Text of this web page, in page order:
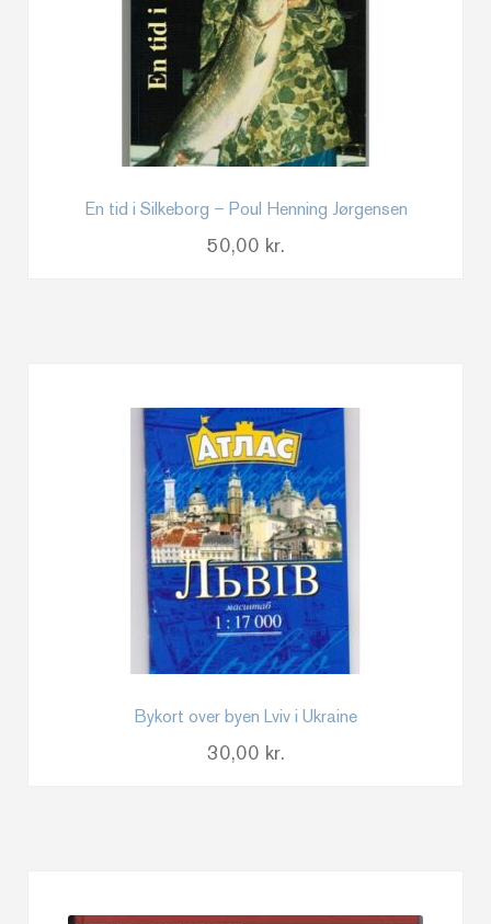
En tid i Silkeborg – Poul Henning Jørgensen
50,00 kr.
Bykort over byen Lviv i Ukraine
30,00 kr.